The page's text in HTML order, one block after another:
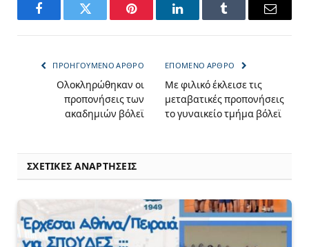
FacebookTwitter Pinterest LinkedInTumblr Email
ΠΡΟΗΓΟΎΜΕΝΟ ΆΡΘΡΟ
Ολοκληρώθηκαν οι
προπονήσεις των
ακαδημιών βόλεϊ
ΕΠΌΜΕΝΟ ΆΡΘΡΟ
Με φιλικό έκλεισε τις
μεταβατικές προπονήσεις
το γυναικείο τμήμα βόλεϊ
ΣΧΕΤΙΚΈΣ ΑΝΑΡΤΉΣΕΙΣ